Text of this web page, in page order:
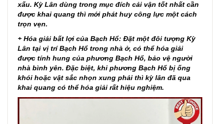
xấu. Kỳ Lân dùng trong mục đích cải vận tốt nhất cần
được khai quang thì mới phát huy công lực một cách
trọn vẹn.
+ Hóa giải bất lợi của Bạch Hổ: Đặt một đôi tượng Kỳ
Lân tại vị trí Bạch Hổ trong nhà ở, có thể hóa giải
được tính hung của phương Bạch Hổ, bảo vệ người
nhà bình yên. Đặc biệt, khi phương Bạch Hổ bị ống
khói hoặc vật sắc nhọn xung phải thì kỳ lân đã qua
khai quang có thể hóa giải rất hiệu nghiệm.